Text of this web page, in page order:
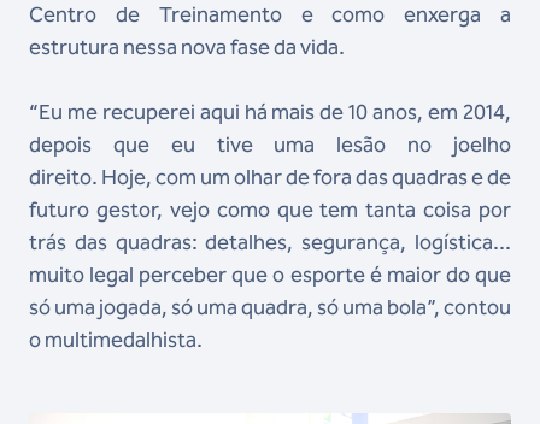
Centro de Treinamento e como enxerga a
estrutura nessa nova fase da vida.
“Eu me recuperei aqui há mais de 10 anos, em 2014,
depois que eu tive uma lesão no joelho
direito. Hoje, com um olhar de fora das quadras e de
futuro gestor, vejo como que tem tanta coisa por
trás das quadras: detalhes, segurança, logística...
muito legal perceber que o esporte é maior do que
só uma jogada, só uma quadra, só uma bola”, contou
o multimedalhista.